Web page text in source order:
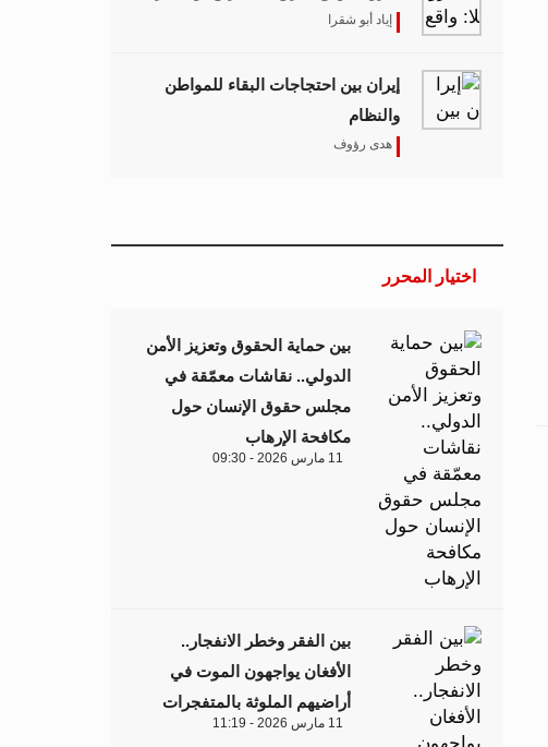
إياد أبو شقرا
إيران بين احتجاجات البقاء للمواطن
والنظام
هدى رؤوف
اختيار المحرر
بين حماية الحقوق وتعزيز الأمن
الدولي.. نقاشات معمّقة في
مجلس حقوق الإنسان حول
مكافحة الإرهاب
11 مارس 2026 - 09:30
بين الفقر وخطر الانفجار..
الأفغان يواجهون الموت في
أراضيهم الملوثة بالمتفجرات
11 مارس 2026 - 11:19